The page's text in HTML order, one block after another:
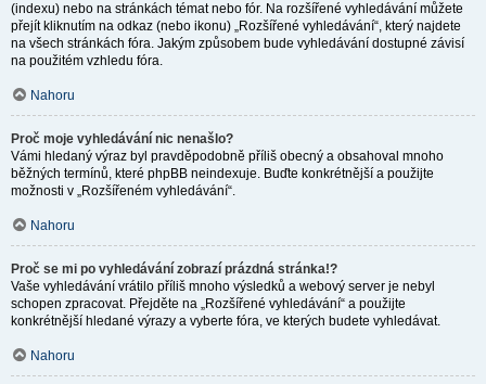
(indexu) nebo na stránkách témat nebo fór. Na rozšířené vyhledávání můžete
přejít kliknutím na odkaz (nebo ikonu) „Rozšířené vyhledávání“, který najdete
na všech stránkách fóra. Jakým způsobem bude vyhledávání dostupné závisí
na použitém vzhledu fóra.
Nahoru
Proč moje vyhledávání nic nenašlo?
Vámi hledaný výraz byl pravděpodobně příliš obecný a obsahoval mnoho
běžných termínů, které phpBB neindexuje. Buďte konkrétnější a použijte
možnosti v „Rozšířeném vyhledávání“.
Nahoru
Proč se mi po vyhledávání zobrazí prázdná stránka!?
Vaše vyhledávání vrátilo příliš mnoho výsledků a webový server je nebyl
schopen zpracovat. Přejděte na „Rozšířené vyhledávání“ a použijte
konkrétnější hledané výrazy a vyberte fóra, ve kterých budete vyhledávat.
Nahoru